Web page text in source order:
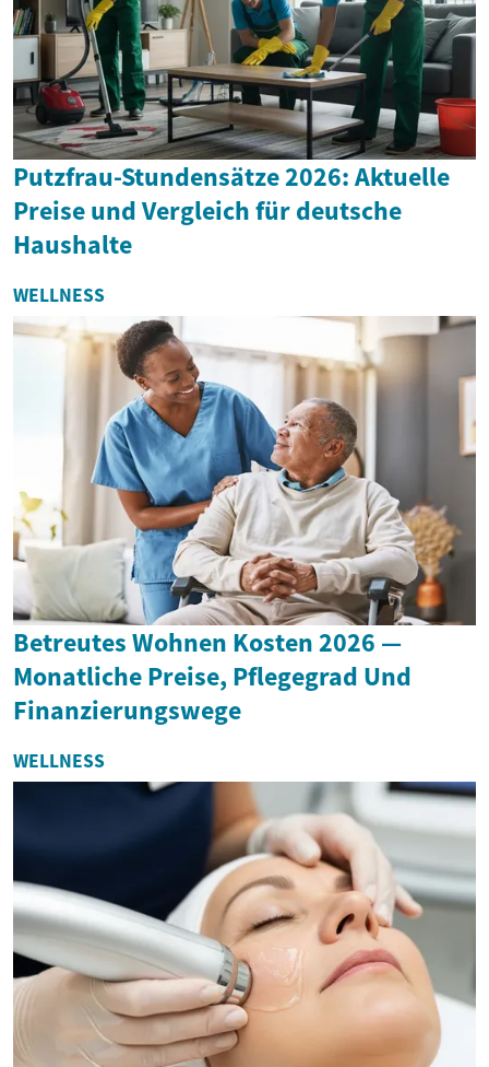
Putzfrau-Stundensätze 2026: Aktuelle
Preise und Vergleich für deutsche
Haushalte
WELLNESS
Betreutes Wohnen Kosten 2026 —
Monatliche Preise, Pflegegrad Und
Finanzierungswege
WELLNESS